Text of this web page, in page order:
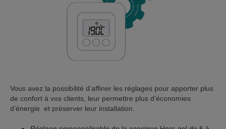
Vous avez la possibilité d’affiner les réglages pour apporter plus
de confort à vos clients, leur permettre plus d’économies
d’énergie et préserver leur installation.